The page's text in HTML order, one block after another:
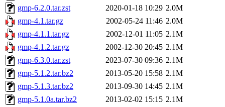
gmp-6.2.0.tar.zst
2020-01-18 10:29 2.0M
gmp-4.1.tar.gz
2002-05-24 11:46 2.0M
gmp-4.1.1.tar.gz
2002-12-01 11:05 2.1M
gmp-4.1.2.tar.gz
2002-12-30 20:45 2.1M
gmp-6.3.0.tar.zst
2023-07-30 09:36 2.1M
gmp-5.1.2.tar.bz2
2013-05-20 15:58 2.1M
gmp-5.1.3.tar.bz2
2013-09-30 14:45 2.1M
gmp-5.1.0a.tar.bz2
2013-02-02 15:15 2.1M